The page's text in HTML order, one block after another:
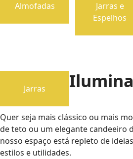
Almofadas
Jarras e
Espelhos
Jarras
Quer seja mais clássico ou mais
de teto ou um elegante candeeiro
nosso espaço está repleto de
estilos e utilidades.